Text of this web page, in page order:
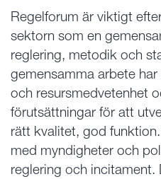
Regelforum är viktigt
sektorn som en
reglering, metodik och
gemensamma arbete
och resursmedvetenhet
förutsättningar för att
rätt kvalitet, god
med myndigheter och
reglering och